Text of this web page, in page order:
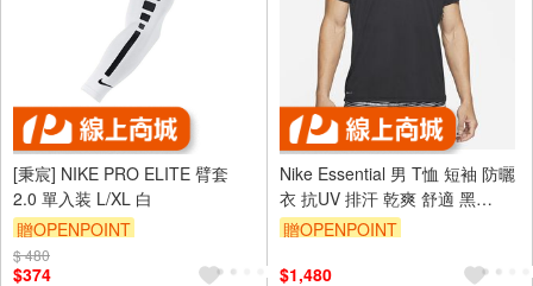
[秉宸] NIKE PRO ELITE 臂套
2.0 單入装 L/XL 白
贈OPENPOINT
$ 480
$374
Nike Essential 男 T恤 短袖 防曬
衣 抗UV 排汗 乾爽 舒適 黑
[NESSA586-001]
贈OPENPOINT
$1,480